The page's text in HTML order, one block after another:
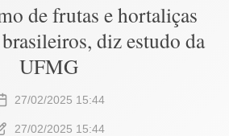
de frutas e hortaliças
diz estudo da
UFMG
27/02/2025 15:44
27/02/2025 15:44